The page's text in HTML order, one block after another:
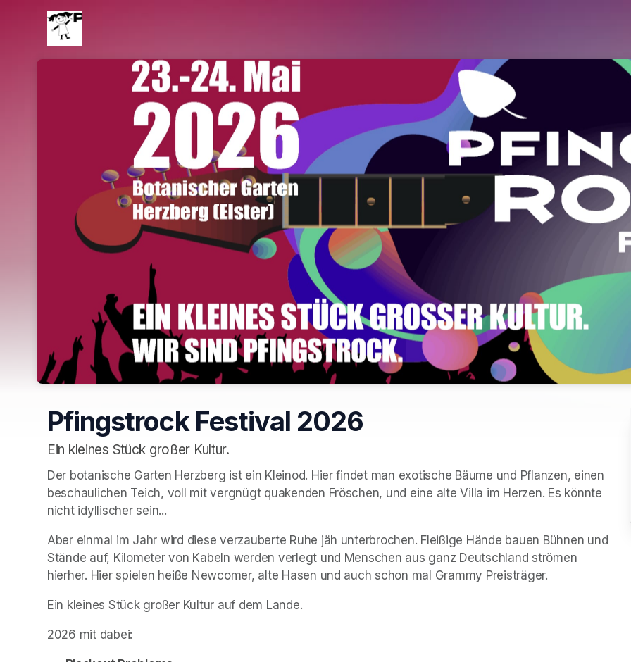
Skip header
Pfingstrock Festival 2026
Ein kleines Stück großer Kultur.
Der botanische Garten Herzberg ist ein Kleinod. Hier findet man exotische Bäume und Pflanzen, einen
beschaulichen Teich, voll mit vergnügt quakenden Fröschen, und eine alte Villa im Herzen. Es könnte
nicht idyllischer sein...
Aber einmal im Jahr wird diese verzauberte Ruhe jäh unterbrochen. Fleißige Hände bauen Bühnen und
Stände auf, Kilometer von Kabeln werden verlegt und Menschen aus ganz Deutschland strömen
hierher. Hier spielen heiße Newcomer, alte Hasen und auch schon mal Grammy Preisträger.
Ein kleines Stück großer Kultur auf dem Lande.
2026 mit dabei: